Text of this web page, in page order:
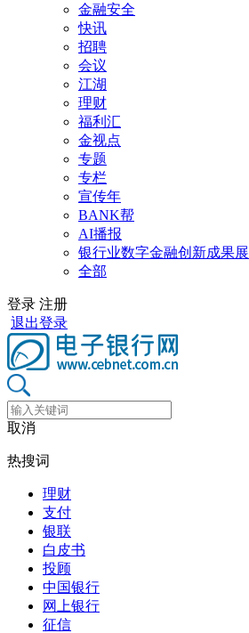
金融安全
快讯
招聘
会议
江湖
理财
福利汇
金视点
专题
专栏
宣传年
BANK帮
AI播报
银行业数字金融创新成果展
全部
登录 注册
退出登录
取消
热搜词
理财
支付
银联
白皮书
投顾
中国银行
网上银行
征信